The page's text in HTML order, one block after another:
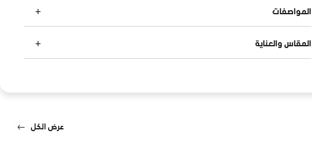
المواصفات
المقاس والعناية
عرض الكل